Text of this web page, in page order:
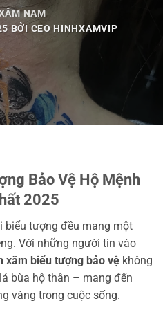
NAM
BỞI CEO HINHXAMVIP
Bảo Vệ Hộ Mệnh
2025
biểu tượng đều mang một
Với những người tin vào
xăm biểu tượng bảo vệ không
bùa hộ thân – mang đến
vàng trong cuộc sống.